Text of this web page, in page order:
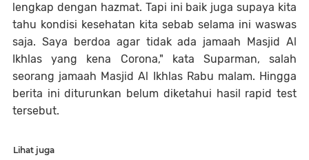
lengkap dengan hazmat. Tapi ini baik juga supaya kita
tahu kondisi kesehatan kita sebab selama ini waswas
saja. Saya berdoa agar tidak ada jamaah Masjid Al
Ikhlas yang kena Corona," kata Suparman, salah
seorang jamaah Masjid Al Ikhlas Rabu malam. Hingga
berita ini diturunkan belum diketahui hasil rapid test
tersebut.
Lihat juga